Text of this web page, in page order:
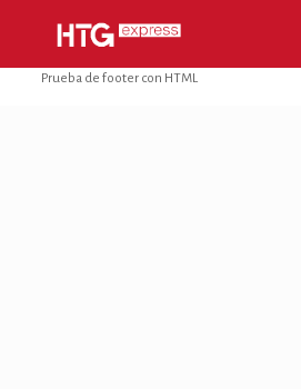
Prueba de footer con HTML